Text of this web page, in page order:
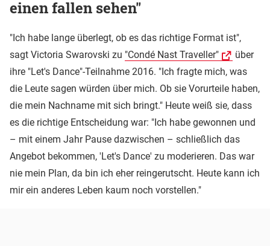
einen fallen sehen"
"Ich habe lange überlegt, ob es das richtige Format ist",
sagt Victoria Swarovski zu "Condé Nast Traveller"
über
ihre "Let's Dance"-Teilnahme 2016. "Ich fragte mich, was
die Leute sagen würden über mich. Ob sie Vorurteile haben,
die mein Nachname mit sich bringt." Heute weiß sie, dass
es die richtige Entscheidung war: "Ich habe gewonnen und
– mit einem Jahr Pause dazwischen – schließlich das
Angebot bekommen, 'Let's Dance' zu moderieren. Das war
nie mein Plan, da bin ich eher reingerutscht. Heute kann ich
mir ein anderes Leben kaum noch vorstellen."